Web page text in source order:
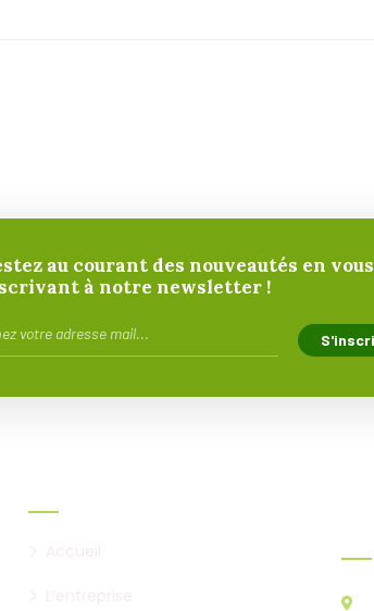
au courant des nouveautés en vous
à notre newsletter !